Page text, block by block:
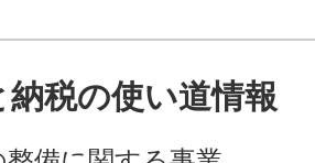
税の使い道情報